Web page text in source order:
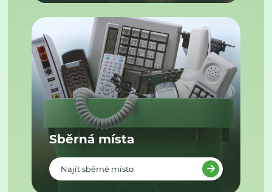
Sběrná místa
Najít sběrné místo